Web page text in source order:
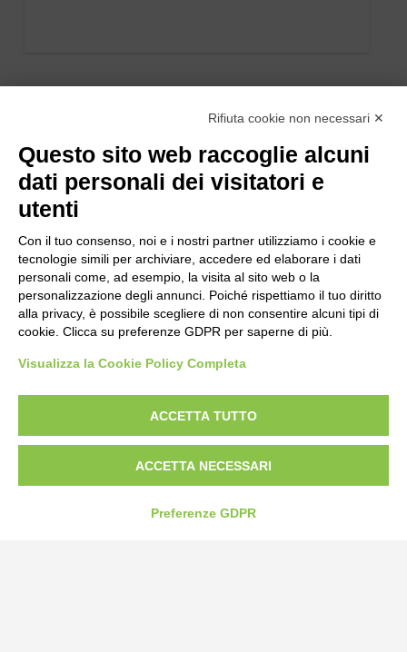
Bogliano Srl
Tel:0172-478161
Fax: 0172-487399
Rifiuta cookie non necessari ✕
Questo sito web raccoglie alcuni
dati personali dei visitatori e
utenti
Con il tuo consenso, noi e i nostri partner utilizziamo i cookie e
tecnologie simili per archiviare, accedere ed elaborare i dati
personali come, ad esempio, la visita al sito web o la
personalizzazione degli annunci. Poiché rispettiamo il tuo diritto
alla privacy, è possibile scegliere di non consentire alcuni tipi di
cookie. Clicca su preferenze GDPR per saperne di più.
Visualizza la Cookie Policy Completa
ACCETTA TUTTO
ACCETTA NECESSARI
Preferenze GDPR